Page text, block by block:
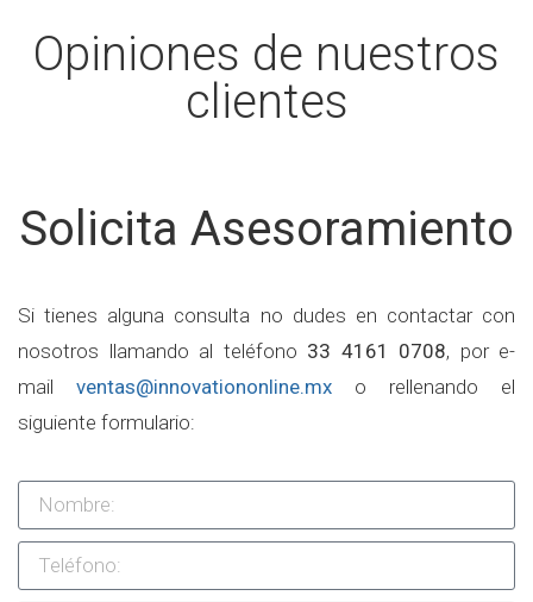
Opiniones de nuestros
clientes
Solicita Asesoramiento
Si tienes alguna consulta no dudes en contactar con
nosotros llamando al teléfono 33 4161 0708, por e-
mail ventas@innovationonline.mx o rellenando el
siguiente formulario: